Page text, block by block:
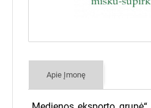
Apie Įmonę
miško